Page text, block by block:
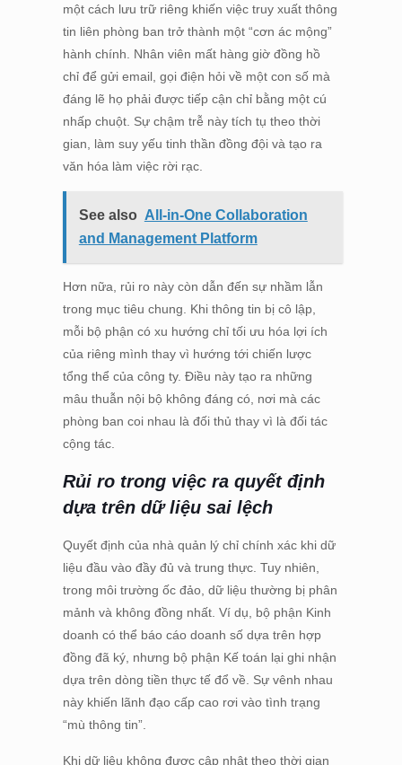
một cách lưu trữ riêng khiến việc truy xuất thông
tin liên phòng ban trở thành một “cơn ác mộng”
hành chính. Nhân viên mất hàng giờ đồng hồ
chỉ để gửi email, gọi điện hỏi về một con số mà
đáng lẽ họ phải được tiếp cận chỉ bằng một cú
nhấp chuột. Sự chậm trễ này tích tụ theo thời
gian, làm suy yếu tinh thần đồng đội và tạo ra
văn hóa làm việc rời rạc.
See also All-in-One Collaboration
and Management Platform
Hơn nữa, rủi ro này còn dẫn đến sự nhầm lẫn
trong mục tiêu chung. Khi thông tin bị cô lập,
mỗi bộ phận có xu hướng chỉ tối ưu hóa lợi ích
của riêng mình thay vì hướng tới chiến lược
tổng thể của công ty. Điều này tạo ra những
mâu thuẫn nội bộ không đáng có, nơi mà các
phòng ban coi nhau là đối thủ thay vì là đối tác
cộng tác.
Rủi ro trong việc ra quyết định
dựa trên dữ liệu sai lệch
Quyết định của nhà quản lý chỉ chính xác khi dữ
liệu đầu vào đầy đủ và trung thực. Tuy nhiên,
trong môi trường ốc đảo, dữ liệu thường bị phân
mảnh và không đồng nhất. Ví dụ, bộ phận Kinh
doanh có thể báo cáo doanh số dựa trên hợp
đồng đã ký, nhưng bộ phận Kế toán lại ghi nhận
dựa trên dòng tiền thực tế đổ về. Sự vênh nhau
này khiến lãnh đạo cấp cao rơi vào tình trạng
“mù thông tin”.
Khi dữ liệu không được cập nhật theo thời gian